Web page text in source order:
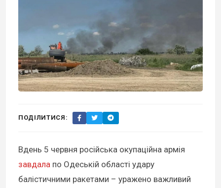
ПОДІЛИТИСЯ:
Вдень 5 червня російська окупаційна армія
завдала по Одеській області удару
балістичними ракетами – уражено важливий